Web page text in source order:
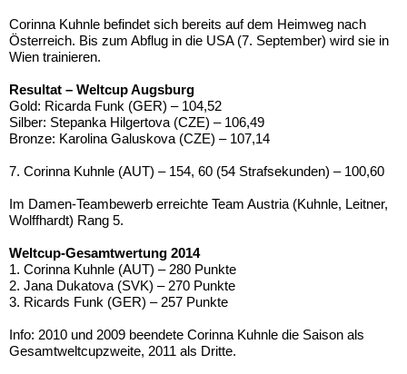
Corinna Kuhnle befindet sich bereits auf dem Heimweg nach
Österreich. Bis zum Abflug in die USA (7. September) wird sie in
Wien trainieren.
Resultat – Weltcup Augsburg
Gold: Ricarda Funk (GER) – 104,52
Silber: Stepanka Hilgertova (CZE) – 106,49
Bronze: Karolina Galuskova (CZE) – 107,14
7. Corinna Kuhnle (AUT) – 154, 60 (54 Strafsekunden) – 100,60
Im Damen-Teambewerb erreichte Team Austria (Kuhnle, Leitner,
Wolffhardt) Rang 5.
Weltcup-Gesamtwertung 2014
1. Corinna Kuhnle (AUT) – 280 Punkte
2. Jana Dukatova (SVK) – 270 Punkte
3. Ricards Funk (GER) – 257 Punkte
Info: 2010 und 2009 beendete Corinna Kuhnle die Saison als
Gesamtweltcupzweite, 2011 als Dritte.